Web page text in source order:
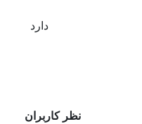
دارد
نظر کاربران